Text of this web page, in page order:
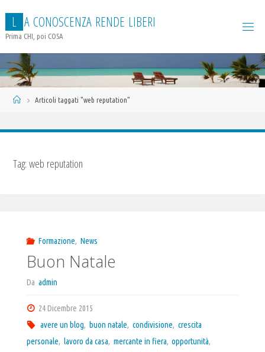
contenuto
L A CONOSCENZA RENDE LIBERI
Prima CHI, poi COSA
HomeArticoli taggati "web reputation"
Tag:web reputation
Formazione, News
Buon Natale
Da admin
24 Dicembre 2015
avere un blog, buon natale, condivisione, crescita
personale, lavoro da casa, mercante in fiera, opportunità,